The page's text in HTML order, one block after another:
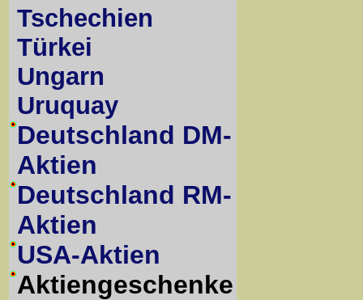
Tschechien
Türkei
Ungarn
Uruquay
Deutschland DM-
Aktien
Deutschland RM-
Aktien
USA-Aktien
Aktiengeschenke